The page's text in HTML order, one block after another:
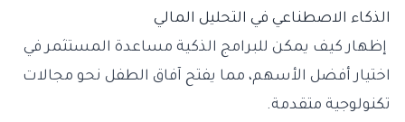
الذكاء الاصطناعي في التحليل المالي
إظهار كيف يمكن للبرامج الذكية مساعدة المستثمر في
اختيار أفضل الأسهم، مما يفتح آفاق الطفل نحو مجالات
تكنولوجية متقدمة.